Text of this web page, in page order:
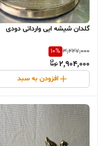
گلدان شیشه ایی وارداتی دودی
3,227,000
10%
2,904,000
افزودن به سبد